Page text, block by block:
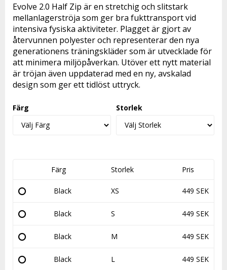
Evolve 2.0 Half Zip är en stretchig och slitstark
mellanlagerströja som ger bra fukttransport vid
intensiva fysiska aktiviteter. Plagget är gjort av
återvunnen polyester och representerar den nya
generationens träningskläder som är utvecklade för
att minimera miljöpåverkan. Utöver ett nytt material
är tröjan även uppdaterad med en ny, avskalad
design som ger ett tidlöst uttryck.
Färg Storlek
Färg Storlek Pris
Black XS 449 SEK
Black S 449 SEK
Black M 449 SEK
Black L 449 SEK